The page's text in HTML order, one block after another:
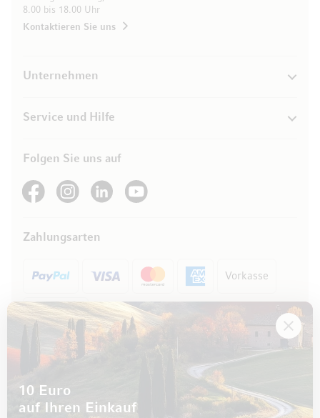
8.00 bis 18.00 Uhr
Kontaktieren Sie uns
Unternehmen
Service und Hilfe
Folgen Sie uns auf
See our FacebookSee our Instagram account
See our LinkedInSee our YouTube channel
Zahlungsarten
Vorkasse
Rechnung
10 Euro
auf Ihren Einkauf